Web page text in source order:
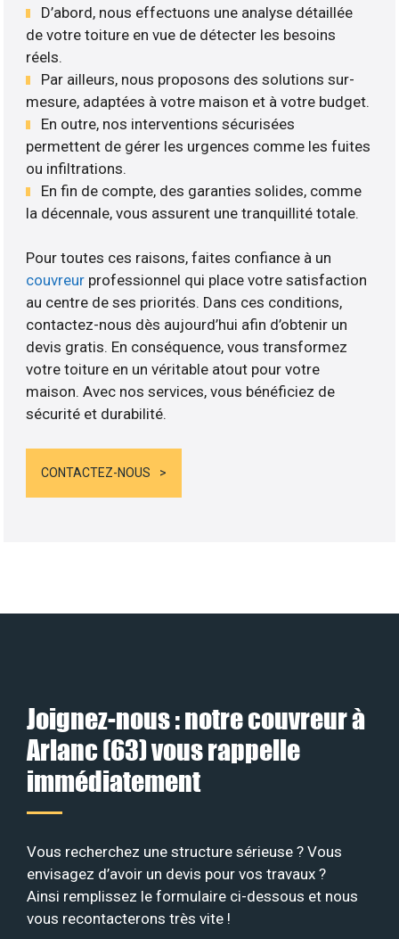
D’abord, nous effectuons une analyse détaillée
de votre toiture en vue de détecter les besoins
réels.
Par ailleurs, nous proposons des solutions sur-
mesure, adaptées à votre maison et à votre budget.
En outre, nos interventions sécurisées
permettent de gérer les urgences comme les fuites
ou infiltrations.
En fin de compte, des garanties solides, comme
la décennale, vous assurent une tranquillité totale.
Pour toutes ces raisons, faites confiance à un
couvreur professionnel qui place votre satisfaction
au centre de ses priorités. Dans ces conditions,
contactez-nous dès aujourd’hui afin d’obtenir un
devis gratis. En conséquence, vous transformez
votre toiture en un véritable atout pour votre
maison. Avec nos services, vous bénéficiez de
sécurité et durabilité.
CONTACTEZ-NOUS
Joignez-nous : notre couvreur à
Arlanc (63) vous rappelle
immédiatement
Vous recherchez une structure sérieuse ? Vous
envisagez d’avoir un devis pour vos travaux ?
Ainsi remplissez le formulaire ci-dessous et nous
vous recontacterons très vite !